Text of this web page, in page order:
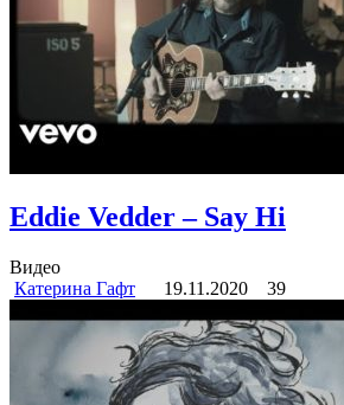
Eddie Vedder – Say Hi
Видео
Катерина Гафт
19.11.2020 39